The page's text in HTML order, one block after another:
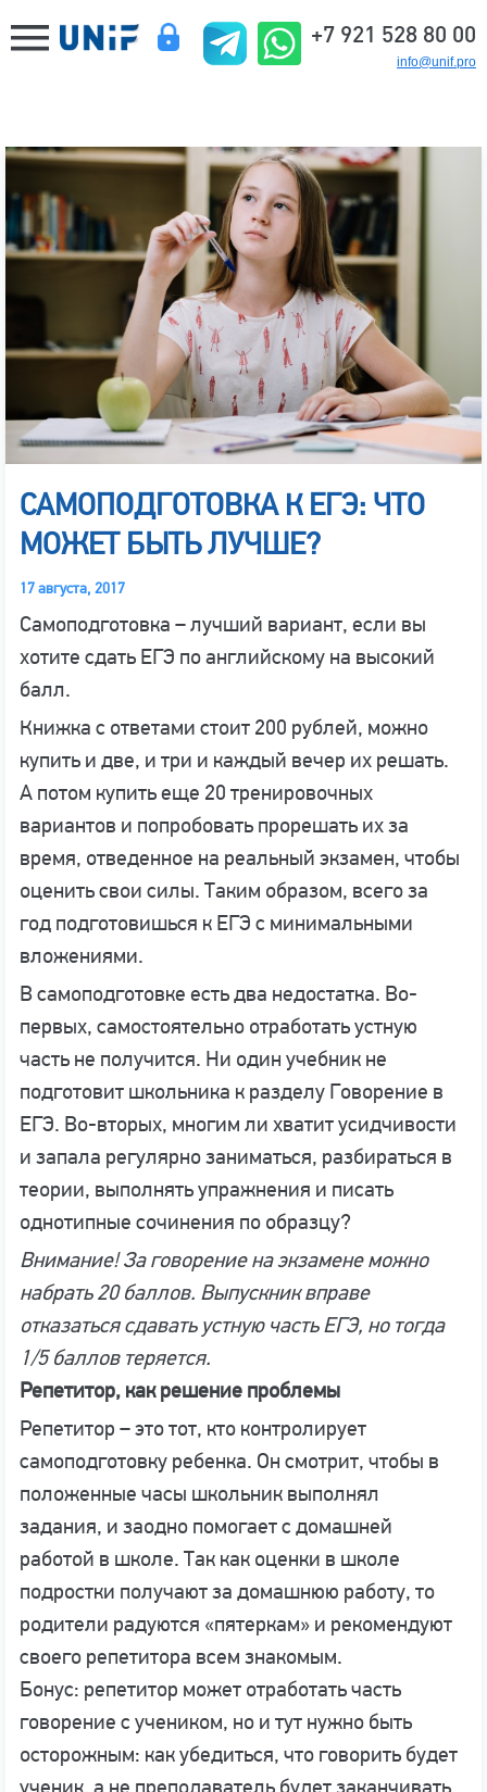
+7 921 528 80 00
info@unif.pro
САМОПОДГОТОВКА К ЕГЭ: ЧТО
МОЖЕТ БЫТЬ ЛУЧШЕ?
17 августа, 2017
Самоподготовка – лучший вариант, если вы
хотите сдать ЕГЭ по английскому на высокий
балл.
Книжка с ответами стоит 200 рублей, можно
купить и две, и три и каждый вечер их решать.
А потом купить еще 20 тренировочных
вариантов и попробовать прорешать их за
время, отведенное на реальный экзамен, чтобы
оценить свои силы. Таким образом, всего за
год подготовишься к ЕГЭ с минимальными
вложениями.
В самоподготовке есть два недостатка. Во-
первых, самостоятельно отработать устную
часть не получится. Ни один учебник не
подготовит школьника к разделу Говорение в
ЕГЭ. Во-вторых, многим ли хватит усидчивости
и запала регулярно заниматься, разбираться в
теории, выполнять упражнения и писать
однотипные сочинения по образцу?
Внимание! За говорение на экзамене можно
набрать 20 баллов. Выпускник вправе
отказаться сдавать устную часть ЕГЭ, но тогда
1/5 баллов теряется.
Репетитор, как решение проблемы
Репетитор – это тот, кто контролирует
самоподготовку ребенка. Он смотрит, чтобы в
положенные часы школьник выполнял
задания, и заодно помогает с домашней
работой в школе. Так как оценки в школе
подростки получают за домашнюю работу, то
родители радуются «пятеркам» и рекомендуют
своего репетитора всем знакомым.
Бонус: репетитор может отработать часть
говорение с учеником, но и тут нужно быть
осторожным: как убедиться, что говорить будет